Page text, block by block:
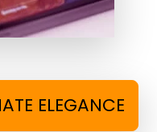
ELEGANCE